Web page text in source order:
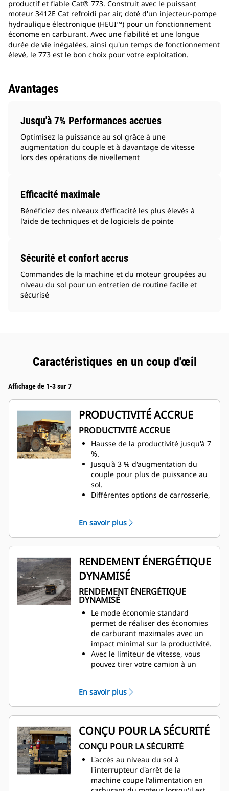
productif et fiable Cat® 773. Construit avec le puissant
moteur 3412E Cat refroidi par air, doté d'un injecteur-pompe
hydraulique électronique (HEUI™) pour un fonctionnement
économe en carburant. Avec une fiabilité et une longue
durée de vie inégalées, ainsi qu'un temps de fonctionnement
élevé, le 773 est le bon choix pour votre exploitation.
Avantages
Jusqu'à 7% Performances accrues
Optimisez la puissance au sol grâce à une
augmentation du couple et à davantage de vitesse
lors des opérations de nivellement
Efficacité maximale
Bénéficiez des niveaux d'efficacité les plus élevés à
l'aide de techniques et de logiciels de pointe
Sécurité et confort accrus
Commandes de la machine et du moteur groupées au
niveau du sol pour un entretien de routine facile et
sécurisé
Caractéristiques en un coup d'œil
Affichage de 1-3 sur 7
PRODUCTIVITÉ ACCRUE
PRODUCTIVITÉ ACCRUE
Hausse de la productivité jusqu'à 7
%.
Jusqu'à 3 % d'augmentation du
couple pour plus de puissance au
sol.
​​​Différentes options de carrosserie,
flexibilité nécessaire pour déplacer
une large mase volumique de
matériaux sans compromettre la
charge utile.
La fonction de limitation de vitesse
de la machine choisit le rapport
optimal pour la vitesse actuelle.
En savoir plus
RENDEMENT ÉNERGÉTIQUE
DYNAMISÉ
RENDEMENT ÉNERGÉTIQUE
DYNAMISÉ
Le mode économie standard
permet de réaliser des économies
de carburant maximales avec un
impact minimal sur la productivité.
Avec le limiteur de vitesse, vous
pouvez tirer votre camion à un
carburant.
L'arrêt du moteur au ralenti se
déclenche automatiquement
lorsque le camion est en position
de stationnement et tourne au
ralenti pendant une durée
prédéfinie, ce qui permet
d'économiser du carburant.
Construit avec le même moteur
fiable Cat® 3412E refroidi par air,
En savoir plus
CONÇU POUR LA SÉCURITÉ
CONÇU POUR LA SÉCURITÉ
L'accès au niveau du sol à
l'interrupteur d'arrêt de la
machine coupe l'alimentation en